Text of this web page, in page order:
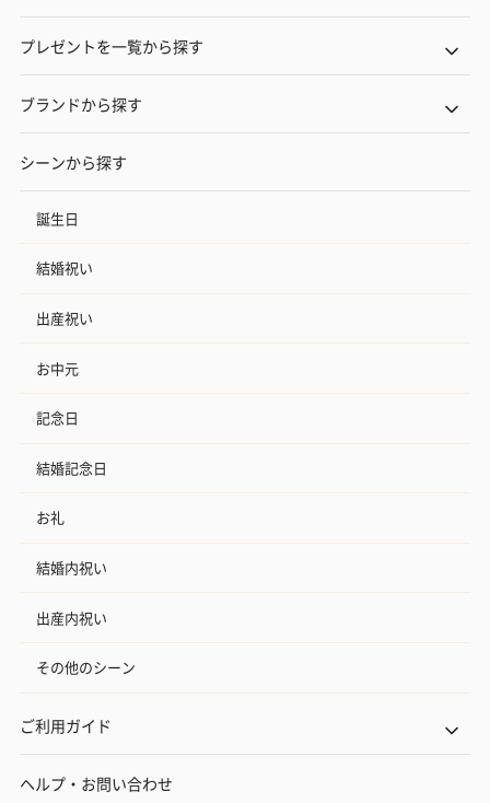
プレゼントを一覧から探す
ブランドから探す
シーンから探す
誕生日
結婚祝い
出産祝い
お中元
記念日
結婚記念日
お礼
結婚内祝い
出産内祝い
その他のシーン
ご利用ガイド
ヘルプ・お問い合わせ